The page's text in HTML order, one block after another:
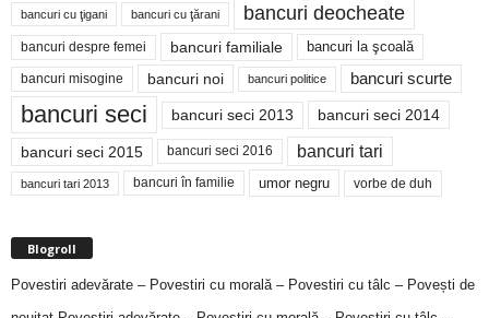
bancuri cu ţigani bancuri cu ţărani bancuri deocheate
bancuri despre femei bancuri familiale bancuri la şcoală
bancuri misogine bancuri noi bancuri politice bancuri scurte
bancuri seci bancuri seci 2013 bancuri seci 2014
bancuri seci 2015 bancuri seci 2016 bancuri tari
bancuri tari 2013 bancuri în familie umor negru vorbe de duh
Blogroll
Povestiri adevărate – Povestiri cu morală – Povestiri cu tâlc – Povești de